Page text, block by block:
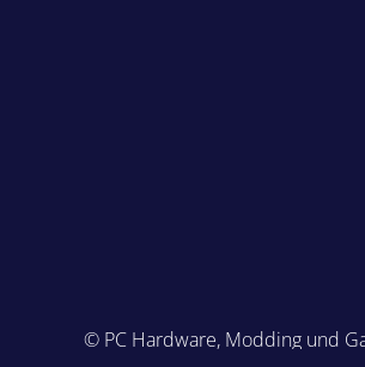
© PC Hardware, Modding und